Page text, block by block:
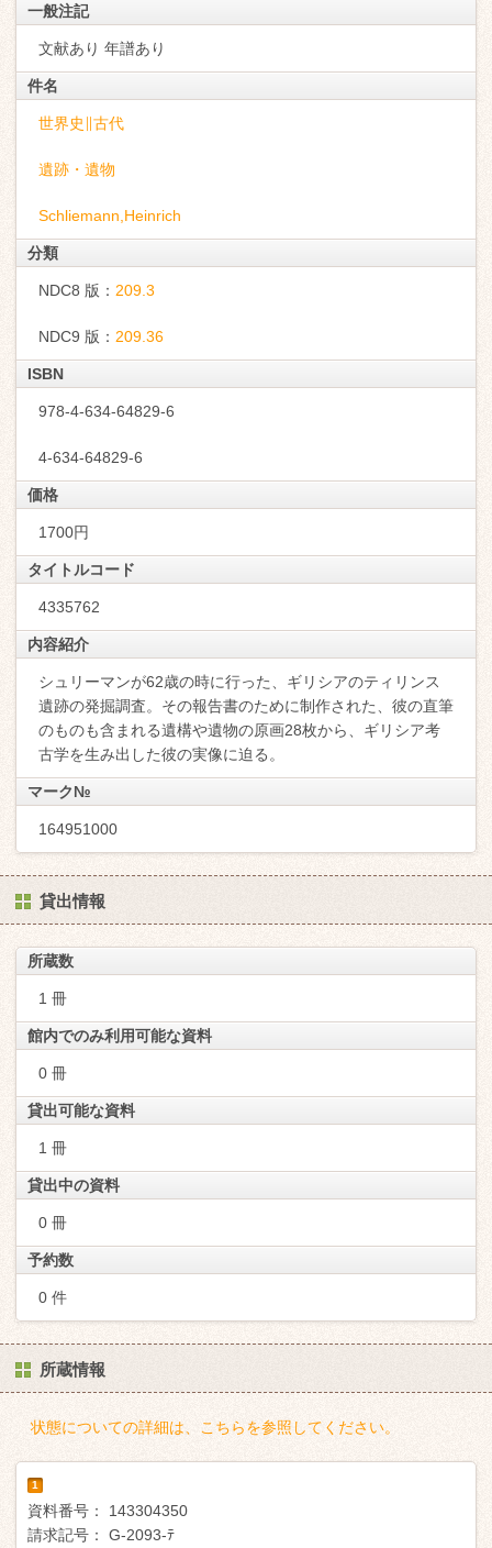
一般注記
文献あり 年譜あり
件名
世界史∥古代
遺跡・遺物
Schliemann,Heinrich
分類
NDC8 版： 209.3
NDC9 版： 209.36
ISBN
978-4-634-64829-6
4-634-64829-6
価格
1700円
タイトルコード
4335762
内容紹介
シュリーマンが62歳の時に行った、ギリシアのティリンス
遺跡の発掘調査。その報告書のために制作された、彼の直筆
のものも含まれる遺構や遺物の原画28枚から、ギリシア考
古学を生み出した彼の実像に迫る。
マーク№
164951000
貸出情報
所蔵数
1 冊
館内でのみ利用可能な資料
0 冊
貸出可能な資料
1 冊
貸出中の資料
0 冊
予約数
0 件
所蔵情報
状態についての詳細は、こちらを参照してください。
1
資料番号：
143304350
請求記号：
G-2093-ﾃ